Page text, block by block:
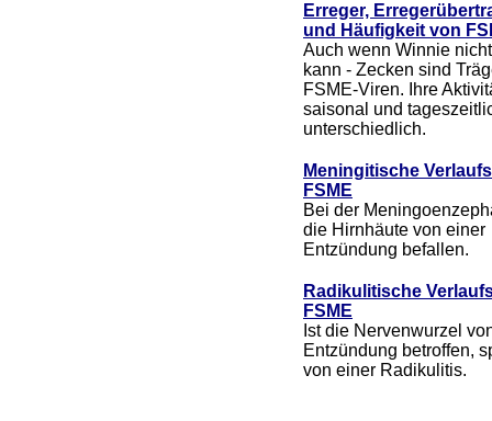
Erreger,
und Häufigkeit von
Auch wenn Winnie
kann - Zecken sind
FSME-Viren. Ihre
saisonal und
unterschiedlich.
Meningitische
FSME
Bei der
die Hirnhäute von einer
Entzündung befallen.
Radikulitische
FSME
Ist die Nervenwurzel
Entzündung betroffen,
von einer Radikulitis.